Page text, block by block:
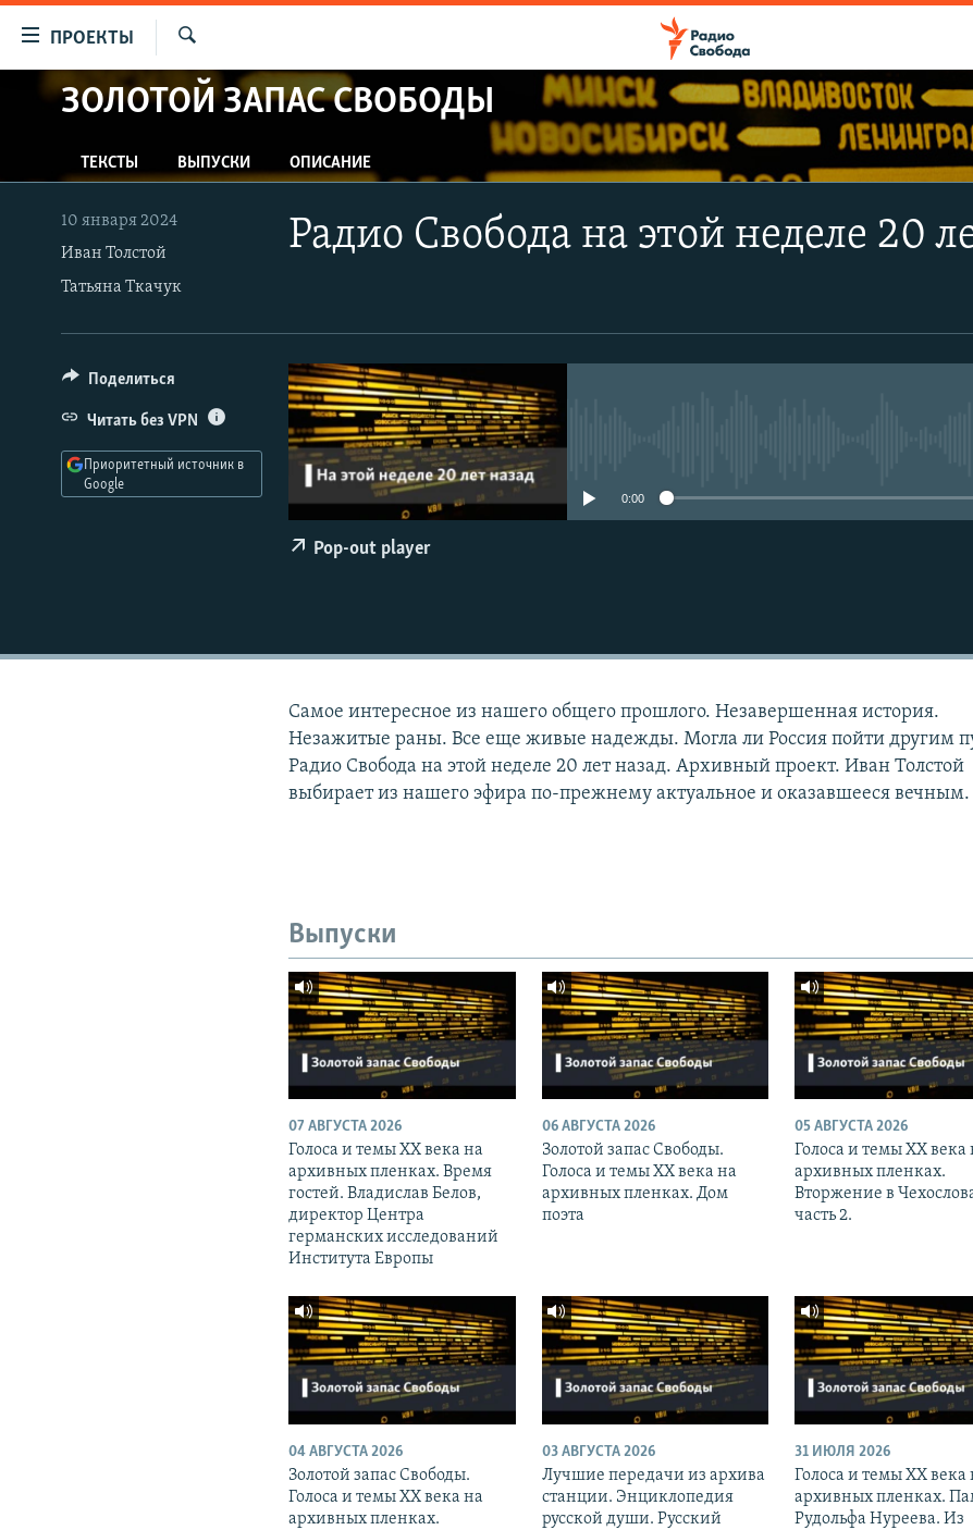
упрощенного
Вернуться
к
основному
содержанию
Вернутся
ПРОЕКТЫ
ПРОГРАММЫ
АВТОРСКИЕ ПРОЕКТЫ
ЦИТАТЫ СВОБОДЫ
МНЕНИЯ
КУЛЬТУРА
IDEL.РЕАЛИИ
КАВКАЗ.РЕАЛИИ
СЕВЕР.РЕАЛИИ
СИБИРЬ.РЕАЛИИ
РАСПИСАНИЕ ВЕЩАНИЯ
ЗОЛОТОЙ ЗАПАС СВОБОДЫ
CastBox
ТЕКСТЫ ВЫПУСКИ ОПИСАНИЕ
Радио Свобода на этой неделе 20
10 января 2024
Иван Толстой
Татьяна Ткачук
0:00
Pop-out player
Поделиться
Читать без VPN
Приоритетный источник в
Google
Самое интересное из нашего общего прошлого. Незавершенная история.
Незажитые раны. Все еще живые надежды. Могла ли Россия пойти другим
Радио Свобода на этой неделе 20 лет назад. Архивный проект. Иван Толстой
выбирает из нашего эфира по-прежнему актуальное и оказавшееся вечным.
Выпуски
07 АВГУСТА 2026
Голоса и темы XX века на
архивных пленках. Время
гостей. Владислав Белов,
директор Центра
германских исследований
Института Европы
06 АВГУСТА 2026
Золотой запас Свободы.
Голоса и темы XX века на
архивных пленках. Дом
поэта
05 АВГУСТА 2026
Голоса и темы XX века
архивных пленках.
Вторжение в
часть 2.
04 АВГУСТА 2026
Золотой запас Свободы.
Голоса и темы XX века на
архивных пленках.
03 АВГУСТА 2026
Лучшие передачи из архива
станции. Энциклопедия
русской души. Русский
31 ИЮЛЯ 2026
Голоса и темы XX века
архивных пленках.
Рудольфа Нуреева. Из